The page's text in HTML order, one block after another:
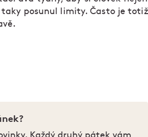
taky posunul limity. Často je totiž
Každý druhý pátek vám